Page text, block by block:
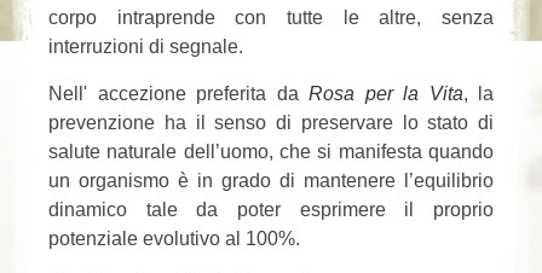
corpo intraprende con tutte le altre, senza
interruzioni di segnale.
Nell' accezione preferita da Rosa per la Vita, la
prevenzione ha il senso di preservare lo stato di
salute naturale dell’uomo, che si manifesta quando
un organismo è in grado di mantenere l’equilibrio
dinamico tale da poter esprimere il proprio
potenziale evolutivo al 100%.